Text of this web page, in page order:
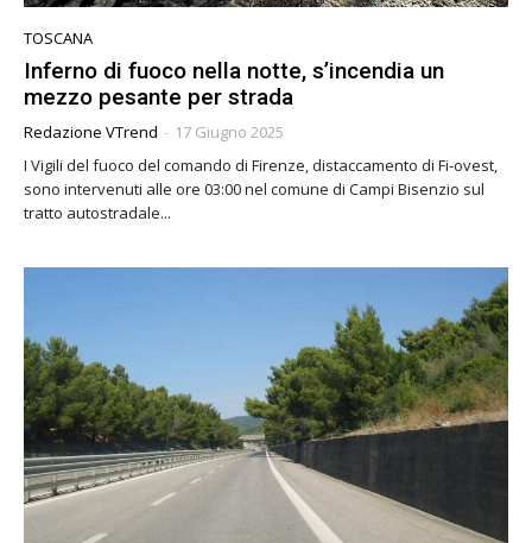
TOSCANA
Inferno di fuoco nella notte, s’incendia un
mezzo pesante per strada
Redazione VTrend - 17 Giugno 2025
I Vigili del fuoco del comando di Firenze, distaccamento di Fi-ovest,
sono intervenuti alle ore 03:00 nel comune di Campi Bisenzio sul
tratto autostradale...